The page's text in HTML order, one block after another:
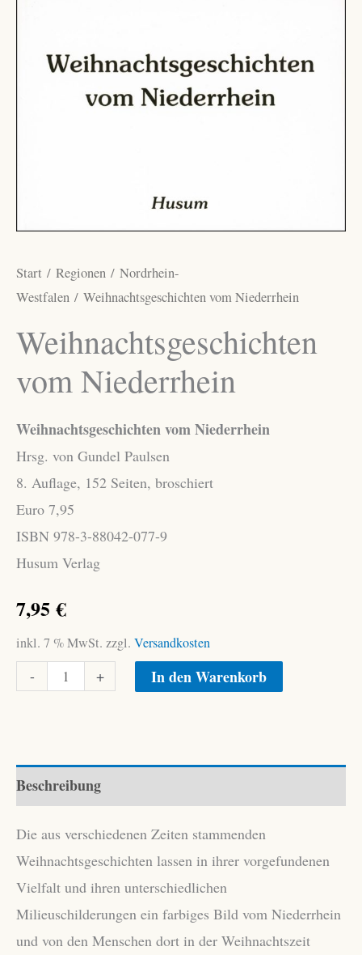
Start / Regionen / Nordrhein-
Westfalen / Weihnachtsgeschichten vom Niederrhein
Weihnachtsgeschichten
vom Niederrhein
Weihnachtsgeschichten vom Niederrhein
Hrsg. von Gundel Paulsen
8. Auflage, 152 Seiten, broschiert
Euro 7,95
ISBN 978-3-88042-077-9
Husum Verlag
7,95€
inkl. 7 % MwSt. zzgl. Versandkosten
-
Weihnachtsgeschichten
+ In den Warenkorb
Beschreibung
Die aus verschiedenen Zeiten stammenden
Weihnachtsgeschichten lassen in ihrer vorgefundenen
Vielfalt und ihren unterschiedlichen
Milieuschilderungen ein farbiges Bild vom Niederrhein
und von den Menschen dort in der Weihnachtszeit